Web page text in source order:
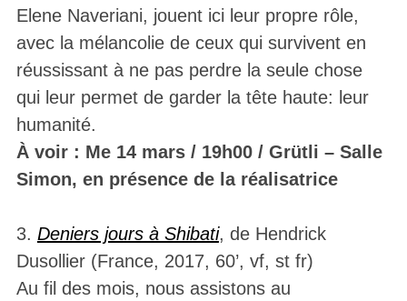
Elene Naveriani, jouent ici leur propre rôle,
avec la mélancolie de ceux qui survivent en
réussissant à ne pas perdre la seule chose
qui leur permet de garder la tête haute: leur
humanité.
À voir : Me 14 mars / 19h00 / Grütli – Salle
Simon, en présence de la réalisatrice
3. Deniers jours à Shibati, de Hendrick
Dusollier (France, 2017, 60’, vf, st fr)
Au fil des mois, nous assistons au